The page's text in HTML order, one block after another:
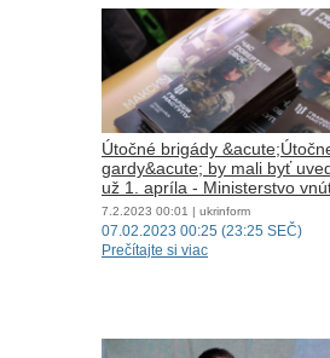
Útočné brigády
gardy&acute; by mali byť
už 1. apríla - Ministerstvo
7.2.2023 00:01 | ukrinform
07.02.2023 00:25 (23:25 SEČ)
Prečítajte si viac